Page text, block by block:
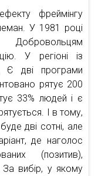
фреймінгу
У 1981 році
У регіоні із
Є дві програми
рятує 200
33% людей і є
І в тому,
дві сотні, але
де наголос
(позитив),
За вибір, у якому